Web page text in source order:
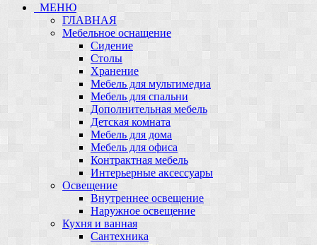
МЕНЮ
ГЛАВНАЯ
Мебельное оснащение
Сидение
Столы
Хранение
Мебель для мультимедиа
Мебель для спальни
Дополнительная мебель
Детская комната
Мебель для дома
Мебель для офиса
Контрактная мебель
Интерьерные аксессуары
Освещение
Внутреннее освещение
Наружное освещение
Кухня и ванная
Сантехника